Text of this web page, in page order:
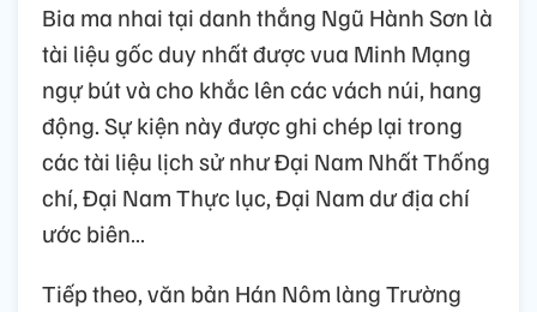
Bia ma nhai tại danh thắng Ngũ Hành Sơn là
tài liệu gốc duy nhất được vua Minh Mạng
ngự bút và cho khắc lên các vách núi, hang
động. Sự kiện này được ghi chép lại trong
các tài liệu lịch sử như Đại Nam Nhất Thống
chí, Đại Nam Thực lục, Đại Nam dư địa chí
ước biên…
Tiếp theo, văn bản Hán Nôm làng Trường